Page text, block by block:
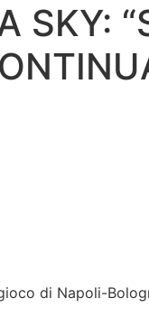
SKY:
di Napoli-